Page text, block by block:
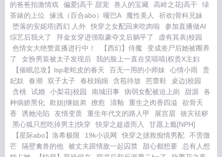
的爸爸拍激情戏
偏爱|高干 甜宠 兽人的宝藏 高岭之花|高干
绿
茶婊的上位
缘浅（百合abo）哑巴A 魔性美人
祈欢|骨科兄妹
堕落的安妮塔|西幻 人外
快穿之女配回来吃肉啦
参加直播做AI
综艺后我火了
拜金女穿进强取豪夺文后躺平了
虚有其表|校园
色情女大绝赞直播进行中！
【西幻】侍魔
变成丧尸后她被圈养
了
女扮男装被太子发现后
我的脸上一直在笑嘻嘻|权贵X主妇
【催眠总攻】lsp老蛇皮的春天
百无一用的小师妹 心情小雨
贵
妃奴
春潮 双子太子 春枝嫋嫋 含苞待放 芭蕾鞋
桌边|校园
含桃
试婚 小梨花|校园 南城旧事 病弱女配被迫上岗 甜源
各
种病娇黑化
欺姐|继姐弟 撩愈 清釉 重生之肉香四溢
欲骨天
香
诱她沦陷 友情变质 重生年代文的路人甲 展宫眉
袚灾祛秽
黑心狐只想吃掉男主|快穿
快穿之趁虚而入
甘愿上瘾[NPH]
【星际abo】洛希极限
19k小说网 快穿之拯救痴情男配
不啻微
芒
隔壁禽兽的他 被丈夫跟情敌一起囚禁 甜心都想要
总有人想